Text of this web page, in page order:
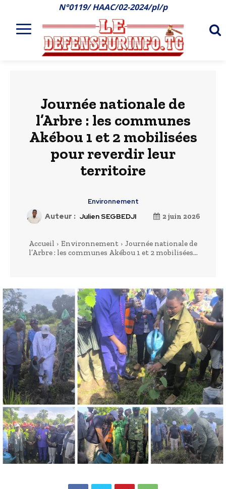
N°0119/ HAAC/02-2024/pl/p
Journée nationale de
l’Arbre : les communes
Akébou 1 et 2 mobilisées
pour reverdir leur
territoire
Environnement
Auteur : Julien SEGBEDJI 2 juin 2026
Accueil Environnement
Journée nationale de
l’Arbre : les communes Akébou 1 et 2 mobilisées...